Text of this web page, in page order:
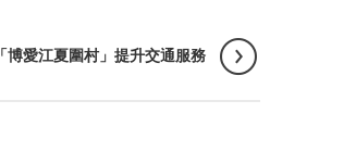
「博愛江夏圍村」提升交通服務